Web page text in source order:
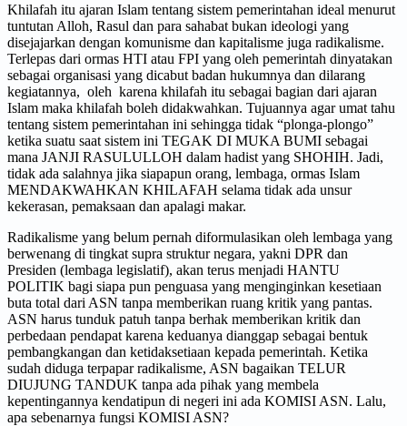
Khilafah itu ajaran Islam tentang sistem pemerintahan ideal menurut
tuntutan Alloh, Rasul dan para sahabat bukan ideologi yang
disejajarkan dengan komunisme dan kapitalisme juga radikalisme.
Terlepas dari ormas HTI atau FPI yang oleh pemerintah dinyatakan
sebagai organisasi yang dicabut badan hukumnya dan dilarang
kegiatannya, oleh karena khilafah itu sebagai bagian dari ajaran
Islam maka khilafah boleh didakwahkan. Tujuannya agar umat tahu
tentang sistem pemerintahan ini sehingga tidak “plonga-plongo”
ketika suatu saat sistem ini TEGAK DI MUKA BUMI sebagai
mana JANJI RASULULLOH dalam hadist yang SHOHIH. Jadi,
tidak ada salahnya jika siapapun orang, lembaga, ormas Islam
MENDAKWAHKAN KHILAFAH selama tidak ada unsur
kekerasan, pemaksaan dan apalagi makar.
Radikalisme yang belum pernah diformulasikan oleh lembaga yang
berwenang di tingkat supra struktur negara, yakni DPR dan
Presiden (lembaga legislatif), akan terus menjadi HANTU
POLITIK bagi siapa pun penguasa yang menginginkan kesetiaan
buta total dari ASN tanpa memberikan ruang kritik yang pantas.
ASN harus tunduk patuh tanpa berhak memberikan kritik dan
perbedaan pendapat karena keduanya dianggap sebagai bentuk
pembangkangan dan ketidaksetiaan kepada pemerintah. Ketika
sudah diduga terpapar radikalisme, ASN bagaikan TELUR
DIUJUNG TANDUK tanpa ada pihak yang membela
kepentingannya kendatipun di negeri ini ada KOMISI ASN. Lalu,
apa sebenarnya fungsi KOMISI ASN?